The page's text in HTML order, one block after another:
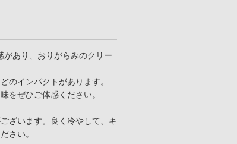
があり、おりがらみのクリー
のインパクトがあります。
をぜひご体感ください。
ざいます。良く冷やして、キ
さい。